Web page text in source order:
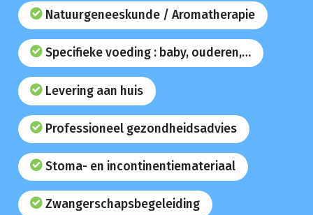
Natuurgeneeskunde / Aromatherapie
Specifieke voeding : baby, ouderen,…
Levering aan huis
Professioneel gezondheidsadvies
Stoma- en incontinentiemateriaal
Zwangerschapsbegeleiding